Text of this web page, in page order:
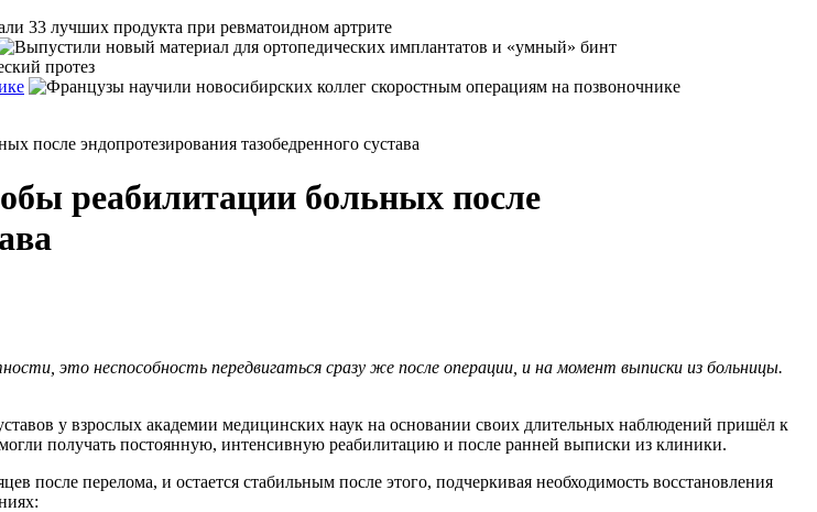
после эндопротезирования тазобедренного сустава
реабилитации больных после
это неспособность передвигаться сразу же после операции, и на момент выписки из больницы.
у взрослых академии медицинских наук на основании своих длительных наблюдений пришёл к
получать постоянную, интенсивную реабилитацию и после ранней выписки из клиники.
перелома, и остается стабильным после этого, подчеркивая необходимость восстановления